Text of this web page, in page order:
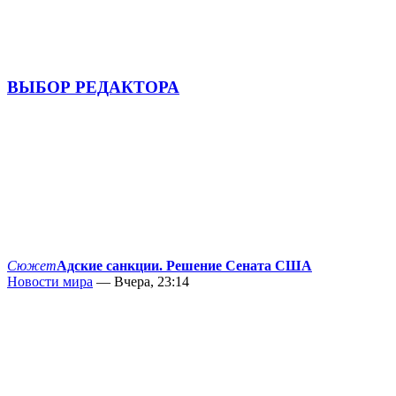
ВЫБОР РЕДАКТОРА
СюжетАдские санкции. Решение Сената США
Новости мира — Вчера, 23:14